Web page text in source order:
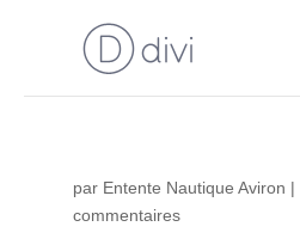
par Entente Nautique Aviron |
commentaires